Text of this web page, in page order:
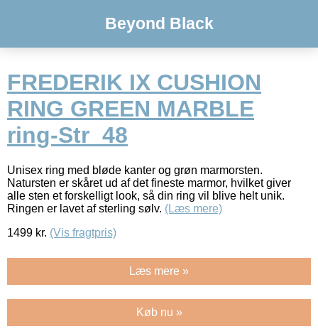
Beyond Black
FREDERIK IX CUSHION
RING GREEN MARBLE
ring-Str_48
Unisex ring med bløde kanter og grøn marmorsten.
Natursten er skåret ud af det fineste marmor, hvilket giver
alle sten et forskelligt look, så din ring vil blive helt unik.
Ringen er lavet af sterling sølv. (Læs mere)
1499 kr. (Vis fragtpris)
Læs mere »
Køb nu »